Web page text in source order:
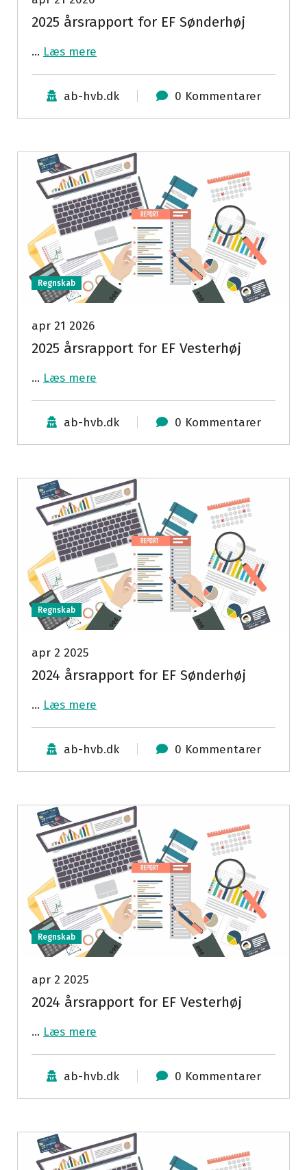
2025 årsrapport for EF Sønderhøj
… Læs mere
ab-hvb.dk 0 Kommentarer
Regnskab
apr 21 2026
2025 årsrapport for EF Vesterhøj
… Læs mere
ab-hvb.dk 0 Kommentarer
Regnskab
apr 2 2025
2024 årsrapport for EF Sønderhøj
… Læs mere
ab-hvb.dk 0 Kommentarer
Regnskab
apr 2 2025
2024 årsrapport for EF Vesterhøj
… Læs mere
ab-hvb.dk 0 Kommentarer